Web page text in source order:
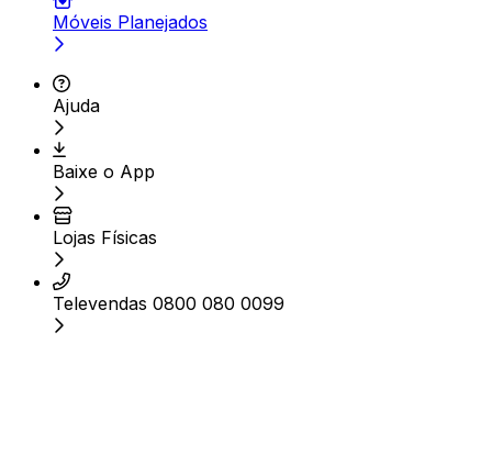
Móveis Planejados
Ajuda
Baixe o App
Lojas Físicas
Televendas 0800 080 0099